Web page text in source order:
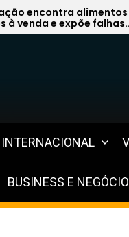
Maya
INTERNACIONAL
BUSINESS E